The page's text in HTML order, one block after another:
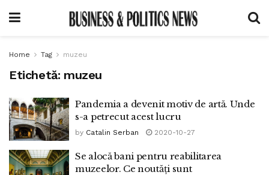
Home Tag muzeu
Etichetă: muzeu
Pandemia a devenit motiv de artă. Unde
s-a petrecut acest lucru
by Catalin Serban 2020-10-27
Se alocă bani pentru reabilitarea
muzeelor. Ce noutăți sunt